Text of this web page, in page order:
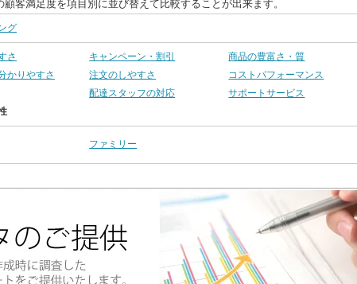
客満足度を項目別に並び替えて比較することが出来ます。
グ
さ キャンペーン・割引
商品の豊富さ・質
かりやすさ
注文のしやすさ
コストパフォーマンス
配達スタッフの対応
サポートサービス
ファミリー